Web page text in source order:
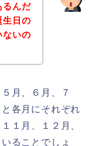
るんだ
生日の
ないの
月、６月、７
各月にそれぞれ
１月、１２月、
ることでしょ